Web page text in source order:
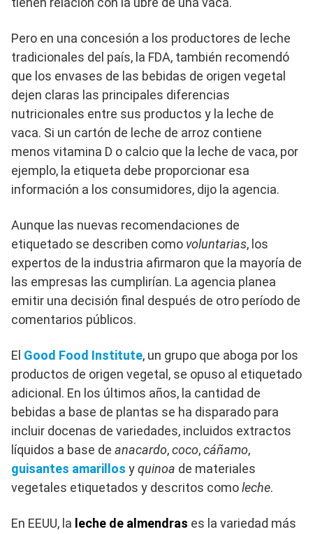
Pero en una concesión a los productores de leche
tradicionales del país, la FDA, también recomendó
que los envases de las bebidas de origen vegetal
dejen claras las principales diferencias
nutricionales entre sus productos y la leche de
vaca. Si un cartón de leche de arroz contiene
menos vitamina D o calcio que la leche de vaca, por
ejemplo, la etiqueta debe proporcionar esa
información a los consumidores, dijo la agencia.
Aunque las nuevas recomendaciones de
etiquetado se describen como voluntarias, los
expertos de la industria afirmaron que la mayoría de
las empresas las cumplirían. La agencia planea
emitir una decisión final después de otro período de
comentarios públicos.
El Good Food Institute, un grupo que aboga por los
productos de origen vegetal, se opuso al etiquetado
adicional. En los últimos años, la cantidad de
bebidas a base de plantas se ha disparado para
incluir docenas de variedades, incluidos extractos
líquidos a base de anacardo,coco,cáñamo,
guisantes amarillos yquinoa de materiales
vegetales etiquetados y descritos comoleche.
En EEUU, la leche de almendras es la variedad más